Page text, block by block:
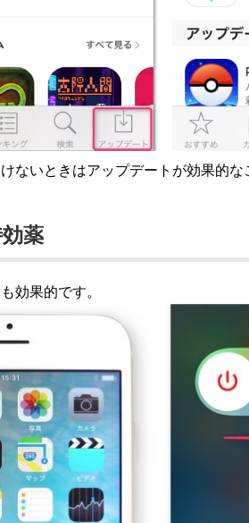
ないときはアップデートが効果的な
薬
効果的です。